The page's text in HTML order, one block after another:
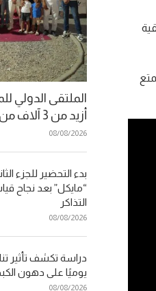
الملتقى الدولي
أزيد من 3 آلاف من مغاربة العالم
08/08/2026
بدء التحضير للجزء
“مايكل” بعد نجاح
التذاكر
08/08/2026
دراسة تكشف تأثير
يوميًا على دهون
08/08/2026